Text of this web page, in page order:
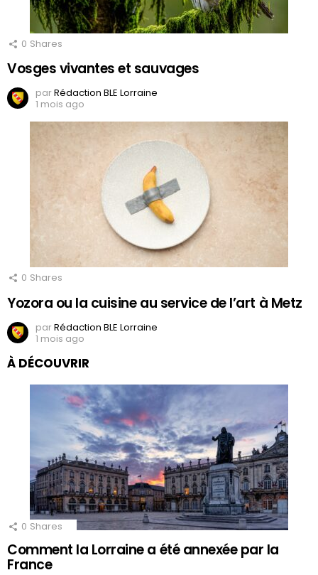
0 Shares
Vosges vivantes et sauvages
parRédaction BLE Lorraine
1 mois ago
0 Shares
Yozora ou la cuisine au service de l’art à Metz
parRédaction BLE Lorraine
1 mois ago
À DÉCOUVRIR
0 Shares
Comment la Lorraine a été annexée par la
France